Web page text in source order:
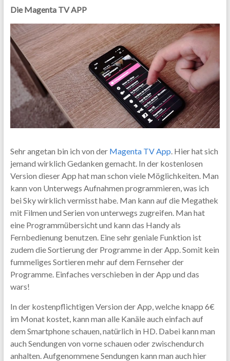
Die Magenta TV APP
Sehr angetan bin ich von der Magenta TV App. Hier hat sich
jemand wirklich Gedanken gemacht. In der kostenlosen
Version dieser App hat man schon viele Möglichkeiten. Man
kann von Unterwegs Aufnahmen programmieren, was ich
bei Sky wirklich vermisst habe. Man kann auf die Megathek
mit Filmen und Serien von unterwegs zugreifen. Man hat
eine Programmübersicht und kann das Handy als
Fernbedienung benutzen. Eine sehr geniale Funktion ist
zudem die Sortierung der Programme in der App. Somit kein
fummeliges Sortieren mehr auf dem Fernseher der
Programme. Einfaches verschieben in der App und das
wars!
In der kostenpflichtigen Version der App, welche knapp 6€
im Monat kostet, kann man alle Kanäle auch einfach auf
dem Smartphone schauen, natürlich in HD. Dabei kann man
auch Sendungen von vorne schauen oder zwischendurch
anhalten. Aufgenommene Sendungen kann man auch hier